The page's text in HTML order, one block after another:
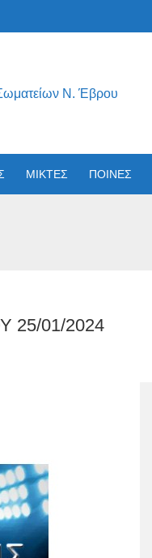
Ν. Έβρου
ΜΙΚΤΕΣ ΠΟΙΝΕΣ
01/2024